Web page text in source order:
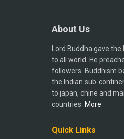
About Us
Lord Buddha gave
to all world. He
followers. Buddhism
the Indian sub-
to japan, chine and
countries. More
Quick Links